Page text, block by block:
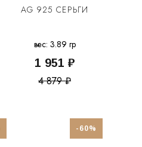
AG 925 СЕРЬГИ
вес: 3.89 гр
1 951 ₽
4 879 ₽
-60%